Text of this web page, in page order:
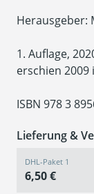
Herausgeber:
1. Auflage,
erschien 2009
ISBN 978 3
Lieferung &
DHL-Paket 1
6,50 €